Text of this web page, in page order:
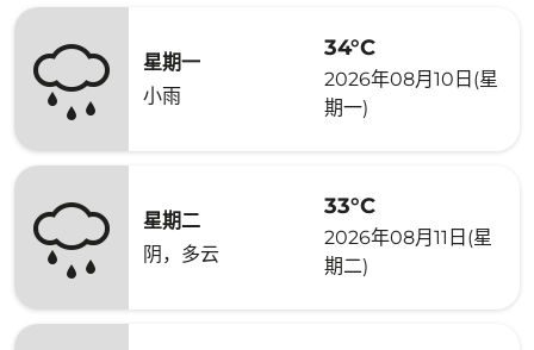
星期一
小雨
34°C
2026年08月10日(星
期一)
星期二
阴，多云
33°C
2026年08月11日(星
期二)